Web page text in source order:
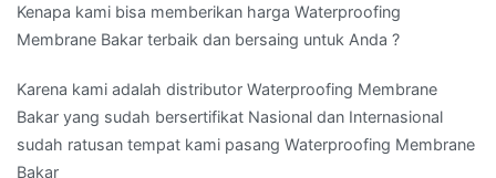
Kenapa kami bisa memberikan harga Waterproofing
Membrane Bakar terbaik dan bersaing untuk Anda ?
Karena kami adalah distributor Waterproofing Membrane
Bakar yang sudah bersertifikat Nasional dan Internasional
sudah ratusan tempat kami pasang Waterproofing Membrane
Bakar